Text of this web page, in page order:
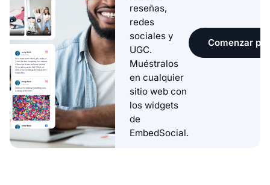
reseñas,
redes
sociales y
UGC.
Muéstralos
en cualquier
sitio web con
los widgets
de
EmbedSocial.
Comenzar